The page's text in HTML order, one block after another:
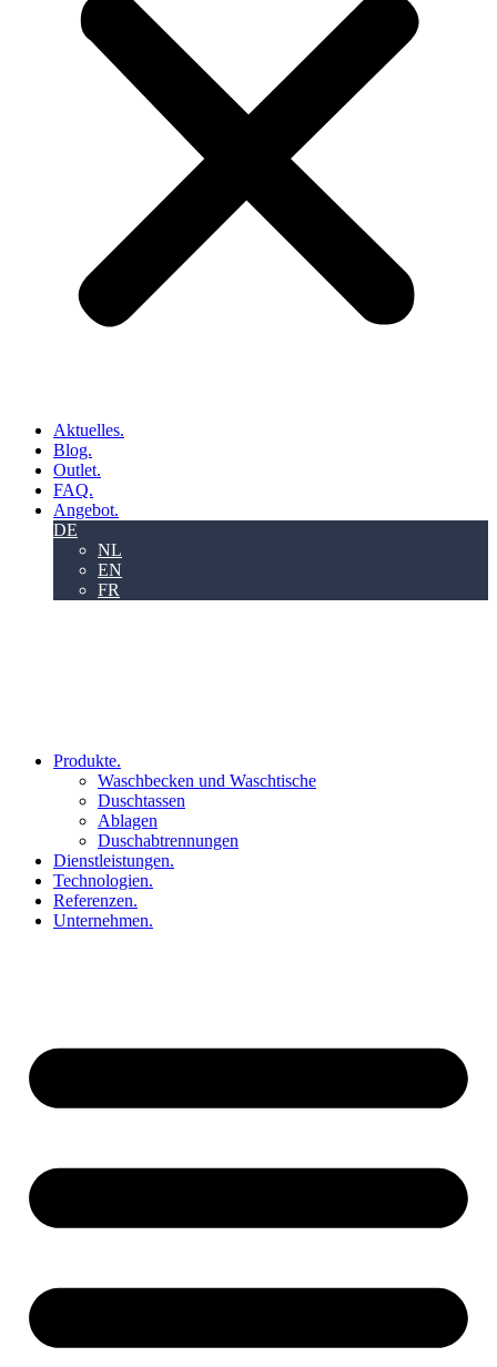
Aktuelles.
Blog.
Outlet.
FAQ.
Angebot.
DE
NL
EN
FR
Produkte.
Waschbecken und Waschtische
Duschtassen
Ablagen
Duschabtrennungen
Dienstleistungen.
Technologien.
Referenzen.
Unternehmen.